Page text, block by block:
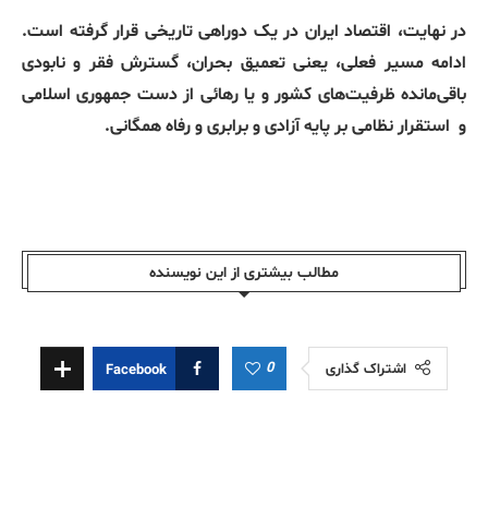
در نهایت، اقتصاد ایران در یک دوراهی تاریخی قرار گرفته است.
ادامه مسیر فعلی، یعنی تعمیق بحران، گسترش فقر و نابودی
باقی‌مانده ظرفیت‌های کشور و یا رهائی از دست جمهوری اسلامی
و استقرار نظامی بر پایه آزادی و برابری و رفاه همگانی.
مطالب بیشتری از این نویسندە
اشتراک گذاری 0
Facebook